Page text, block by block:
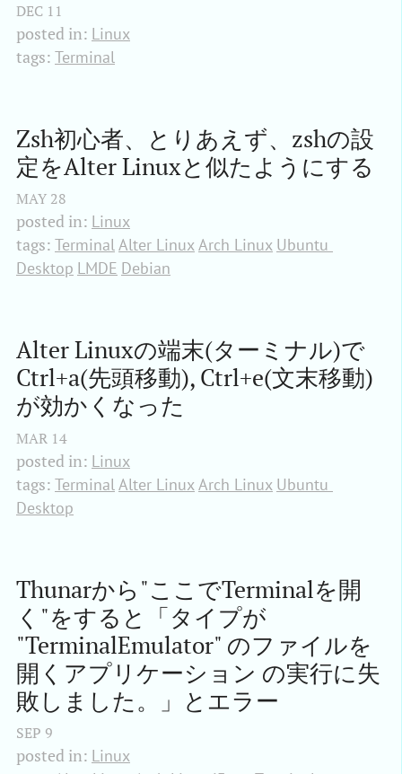
DEC 11
posted in: Linux
tags: Terminal
Zsh初心者、とりあえず、zshの設
定をAlter Linuxと似たようにする
MAY 28
posted in: Linux
tags: TerminalAlter LinuxArch Linux Ubuntu
Desktop LMDE Debian
Alter Linuxの端末(ターミナル)で
Ctrl+a(先頭移動), Ctrl+e(文末移動)
が効かくなった
MAR 14
posted in: Linux
tags: TerminalAlter LinuxArch Linux Ubuntu
Desktop
Thunarから"ここでTerminalを開
く"をすると「タイプが
"TerminalEmulator" のファイルを
開くアプリケーション の実行に失
敗しました。」とエラー
SEP 9
posted in: Linux